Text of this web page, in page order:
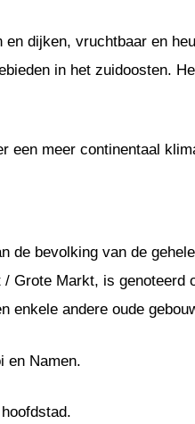
dijken, vruchtbaar en
in het zuidoosten.
een meer continentaal
de bevolking van de
Grote Markt, is genoteerd
enkele andere oude
en Namen.